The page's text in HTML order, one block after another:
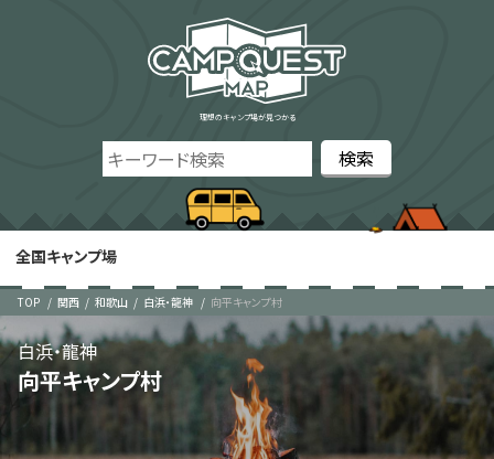
理想のキャンプ場が見つかる
全国キャンプ場
TOP 関西 和歌山 白浜・龍神 向平キャンプ村
向平キャンプ村
白浜・龍神